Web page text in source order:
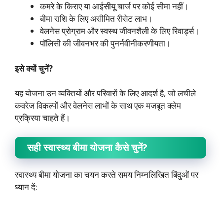
कमरे के किराए या आईसीयू चार्ज पर कोई सीमा नहीं।
बीमा राशि के लिए असीमित रीसेट लाभ।
वेलनेस प्रोग्राम और स्वस्थ जीवनशैली के लिए रिवार्ड्स।
पॉलिसी की जीवनभर की पुनर्नवीनीकरणीयता।
इसे क्यों चुनें?
यह योजना उन व्यक्तियों और परिवारों के लिए आदर्श है, जो लचीले
कवरेज विकल्पों और वेलनेस लाभों के साथ एक मजबूत क्लेम
प्रक्रिया चाहते हैं।
सही स्वास्थ्य बीमा योजना कैसे चुनें?
स्वास्थ्य बीमा योजना का चयन करते समय निम्नलिखित बिंदुओं पर
ध्यान दें: